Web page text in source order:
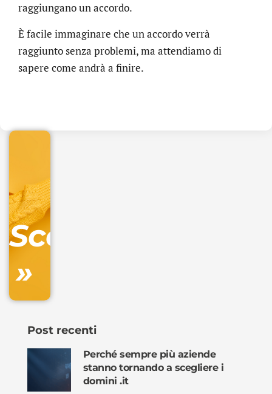
raggiungano un accordo.
È facile immaginare che un accordo verrà
raggiunto senza problemi, ma attendiamo di
sapere come andrà a finire.
Scopri
»
Post recenti
Perché sempre più aziende
stanno tornando a scegliere i
domini .it